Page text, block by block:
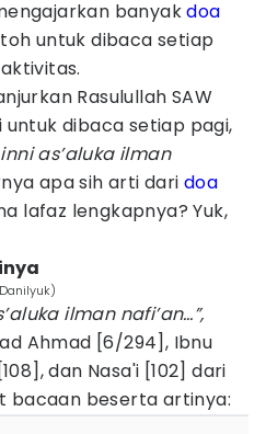
banyakdoa
untuk dibaca setiap
Rasulullah SAW
dibaca setiap pagi,
as’aluka ilman
apa sih arti daridoa
lafaz lengkapnya? Yuk,
ilman nafi’an…”,
Ahmad [6/294], Ibnu
dan Nasa'i [102] dari
bacaan beserta artinya: